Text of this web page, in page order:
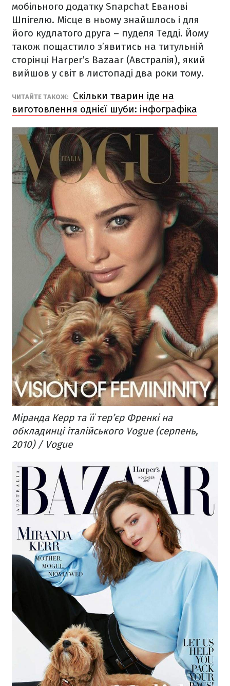
мобільного додатку Snapchat Еванові
Шпігелю. Місце в ньому знайшлось і для
його кудлатого друга – пуделя Тедді. Йому
також пощастило з’явитись на титульній
сторінці Harper’s Bazaar (Австралія), який
вийшов у світ в листопаді два роки тому.
ЧИТАЙТЕ ТАКОЖ:
Скільки тварин іде на
виготовлення однієї шуби: інфографіка
Міранда Керр та її тер’єр Френкі на
обкладинці італійського Vogue (серпень,
2010) / Vogue